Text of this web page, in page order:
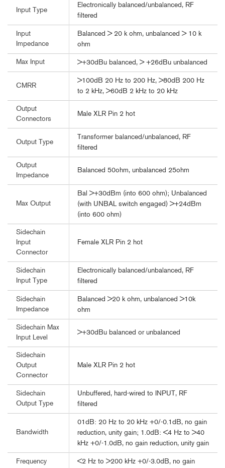
Input Type
Electronically balanced/unbalanced, RF
filtered
Input
Impedance
Balanced > 20 k ohm, unbalanced > 10 k
ohm
Max Input >+30dBu balanced, > +26dBu unbalanced
CMRR
>100dB 20 Hz to 200 Hz, >80dB 200 Hz
to 2 kHz, >60dB 2 kHz to 20 kHz
Output
Connectors
Male XLR Pin 2 hot
Output Type
Transformer balanced/unbalanced, RF
filtered
Output
Impedance
Balanced 50ohm, unbalanced 25ohm
Max Output
Bal >+30dBm (into 600 ohm); Unbalanced
(with UNBAL switch engaged) >+24dBm
(into 600 ohm)
Sidechain
Input
Connector
Female XLR Pin 2 hot
Sidechain
Input Type
Electronically balanced/unbalanced, RF
filtered
Sidechain
Impedance
Balanced >20 k ohm, unbalanced >10k
ohm
Sidechain Max
Input Level
>+30dBu balanced or unbalanced
Sidechain
Output
Connector
Male XLR Pin 2 hot
Sidechain
Output Type
Unbuffered, hard-wired to INPUT, RF
filtered
Bandwidth
01dB: 20 Hz to 20 kHz +0/-0.1dB, no gain
reduction, unity gain; 1.0dB: <4 Hz to >40
kHz +0/-1.0dB, no gain reduction, unity gain
Frequency
<2 Hz to >200 kHz +0/-3.0dB, no gain